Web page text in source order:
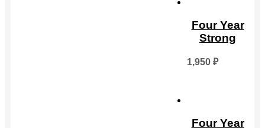
Four Year
Strong
1,950 ₽
Four Year